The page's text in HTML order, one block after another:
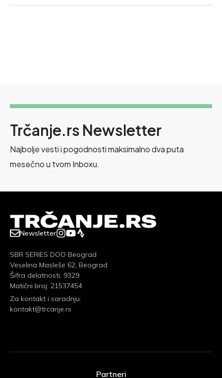
Trčanje.rs Newsletter
Najbolje vesti i pogodnosti maksimalno dva puta
mesečno u tvom Inboxu.
Newsletter
SBR SERIES DOO Beograd
Veselina Masleše 62, Beograd
Šifra delatnosti: 9329
Matični broj: 21537454
Za kontakt i saradnju:
kontakt@trcanje.rs
Partneri